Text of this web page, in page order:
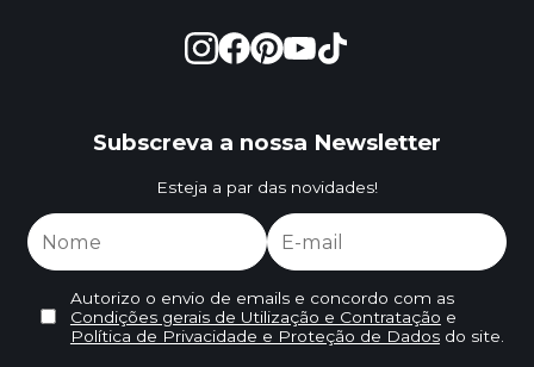
Subscreva a nossa Newsletter
Esteja a par das novidades!
Autorizo o envio de emails e concordo com as
Condições gerais de Utilização e Contratação e
Política de Privacidade e Proteção de Dadosdo site.